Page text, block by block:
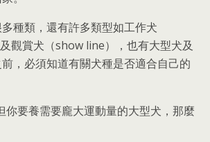
種類，還有許多類型如工作犬
觀賞犬（show line），也有大型犬及
，必須知道有關犬種是否適合自己的
你要養需要龐大運動量的大型犬，那麼